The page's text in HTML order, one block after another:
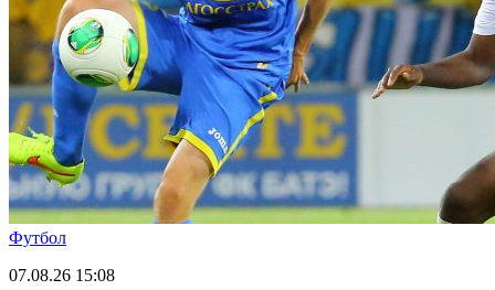
Футбол
07.08.26 15:08